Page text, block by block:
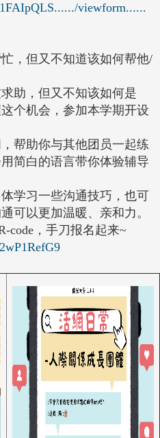
viewform......
，但又不知道该如何帮他/
助，但又不知该如何是
个机会，参加本学期开设
帮助你与其他团员一起练
简白的语言带你体验辅导
学习一些沟通技巧，也可
可以更加温暖、亲和力。
code，手刀报名起来~